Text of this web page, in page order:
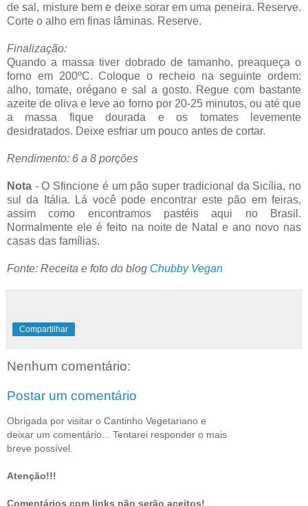
de sal, misture bem e deixe sorar em uma peneira. Reserve.
Corte o alho em finas lâminas. Reserve.
Finalização:
Quando a massa tiver dobrado de tamanho, preaqueça o
forno em 200ºC. Coloque o recheio na seguinte ordem:
alho, tomate, orégano e sal a gosto. Regue com bastante
azeite de oliva e leve ao forno por 20-25 minutos, ou até que
a massa fique dourada e os tomates levemente
desidratados. Deixe esfriar um pouco antes de cortar.
Rendimento: 6 a 8 porções
Nota - O Sfincione é um pão super tradicional da Sicília, no
sul da Itália. Lá você pode encontrar este pão em feiras,
assim como encontramos pastéis aqui no Brasil.
Normalmente ele é feito na noite de Natal e ano novo nas
casas das famílias.
Fonte: Receita e foto do blog Chubby Vegan
Compartilhar
Nenhum comentário:
Postar um comentário
Obrigada por visitar o Cantinho Vegetariano e
deixar um comentário... Tentarei responder o mais
breve possível.
Atenção!!!
Comentários com links não serão aceitos!